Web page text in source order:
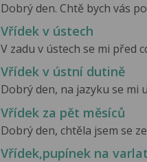
Dobrý den. Chtě bych vás
Vřídek v ústech
V zadu v ústech se mi před
Vřídek v ústní dutině
Dobrý den, na jazyku se mi
Vřídek za pět měsíců
Dobrý den, chtěla jsem se
Vřídek,pupínek na